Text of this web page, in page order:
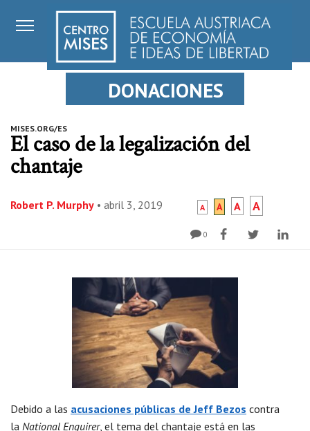
DONACIONES
MISES.ORG/ES
El caso de la legalización del
chantaje
Robert P. Murphy • abril 3, 2019 A A A A
0
Debido a las acusaciones públicas de Jeff Bezos contra
la National Enquirer, el tema del chantaje está en las